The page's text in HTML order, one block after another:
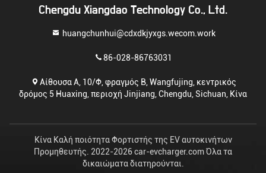
Chengdu Xiangdao Technology Co., Ltd.
huangchunhui@cdxdkjyxgs.wecom.work
86-028-86763031
Αίθουσα Α, 10/Φ, φραγμός Β, Wangfujing, κεντρικός
δρόμος 5 Huaxing, περιοχή Jinjiang, Chengdu, Sichuan, Κίνα
Κίνα Καλή ποιότητα Φορτιστής της EV αυτοκινήτων
Προμηθευτής. 2022-2026 car-evcharger.com Όλα τα
δικαιώματα διατηρούνται.